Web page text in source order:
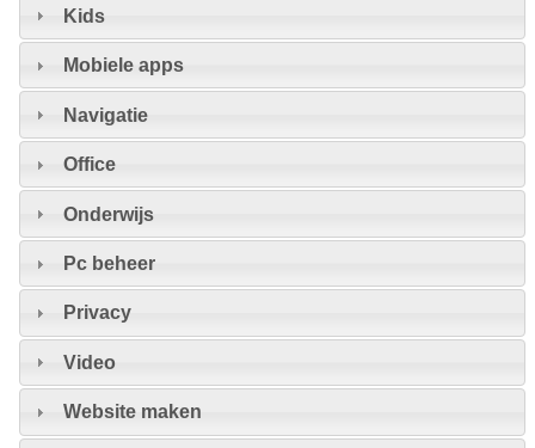
Kids
Mobiele apps
Navigatie
Office
Onderwijs
Pc beheer
Privacy
Video
Website maken